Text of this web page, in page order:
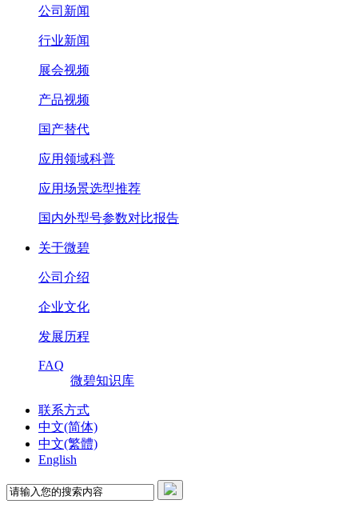
公司新闻
行业新闻
展会视频
产品视频
国产替代
应用领域科普
应用场景选型推荐
国内外型号参数对比报告
关于微碧
公司介绍
企业文化
发展历程
FAQ
微碧知识库
联系方式
中文(简体)
中文(繁體)
English